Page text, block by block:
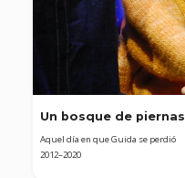
Un bosque de piernas
Aquel día en que Guida se perdió
2012–2020